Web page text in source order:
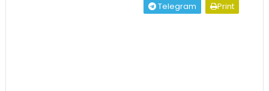
Telegram
Print